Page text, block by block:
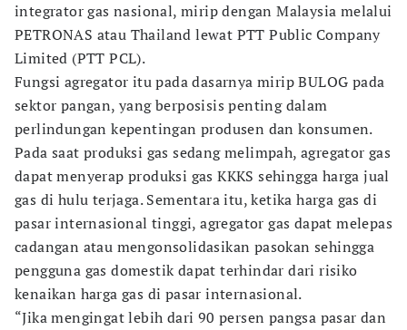
integrator gas nasional, mirip dengan Malaysia melalui
PETRONAS atau Thailand lewat PTT Public Company
Limited (PTT PCL).
Fungsi agregator itu pada dasarnya mirip BULOG pada
sektor pangan, yang berposisis penting dalam
perlindungan kepentingan produsen dan konsumen.
Pada saat produksi gas sedang melimpah, agregator gas
dapat menyerap produksi gas KKKS sehingga harga jual
gas di hulu terjaga. Sementara itu, ketika harga gas di
pasar internasional tinggi, agregator gas dapat melepas
cadangan atau mengonsolidasikan pasokan sehingga
pengguna gas domestik dapat terhindar dari risiko
kenaikan harga gas di pasar internasional.
“Jika mengingat lebih dari 90 persen pangsa pasar dan